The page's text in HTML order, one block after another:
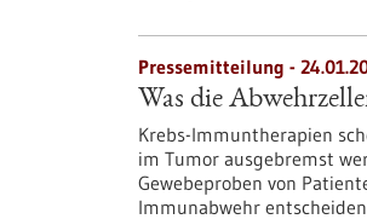
Pressemitteilung -
Was die
Krebs-Immuntherapien
im Tumor ausgebremst
Gewebeproben von
Immunabwehr